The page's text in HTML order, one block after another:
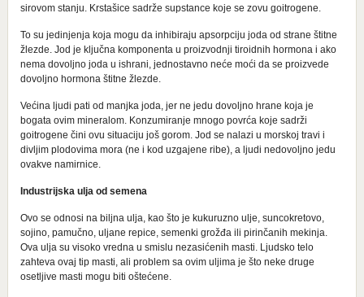
sirovom stanju. Krstašice sadrže supstance koje se zovu goitrogene.
To su jedinjenja koja mogu da inhibiraju apsorpciju joda od strane štitne
žlezde. Jod je ključna komponenta u proizvodnji tiroidnih hormona i ako
nema dovoljno joda u ishrani, jednostavno neće moći da se proizvede
dovoljno hormona štitne žlezde.
Većina ljudi pati od manjka joda, jer ne jedu dovoljno hrane koja je
bogata ovim mineralom. Konzumiranje mnogo povrća koje sadrži
goitrogene čini ovu situaciju još gorom. Jod se nalazi u morskoj travi i
divljim plodovima mora (ne i kod uzgajene ribe), a ljudi nedovoljno jedu
ovakve namirnice.
Industrijska ulja od semena
Ovo se odnosi na biljna ulja, kao što je kukuruzno ulje, suncokretovo,
sojino, pamučno, uljane repice, semenki grožđa ili pirinčanih mekinja.
Ova ulja su visoko vredna u smislu nezasićenih masti. Ljudsko telo
zahteva ovaj tip masti, ali problem sa ovim uljima je što neke druge
osetljive masti mogu biti oštećene.